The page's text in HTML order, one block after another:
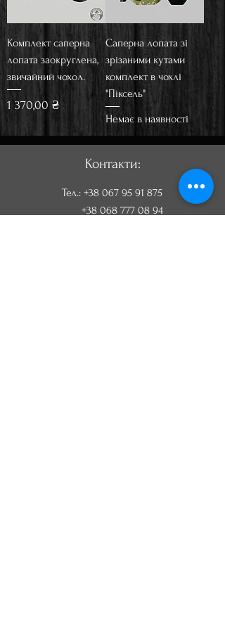
Комплект саперна
лопата заокруглена,
звичайний чохол.
Ціна
1 370,00 ₴
Саперна лопата зі
зрізаними кутами
комплект в чохлі
"Піксель"
Немає в наявності
Контакти:
Тел.: +38 067 95 91 875
+38 068 777 08 94